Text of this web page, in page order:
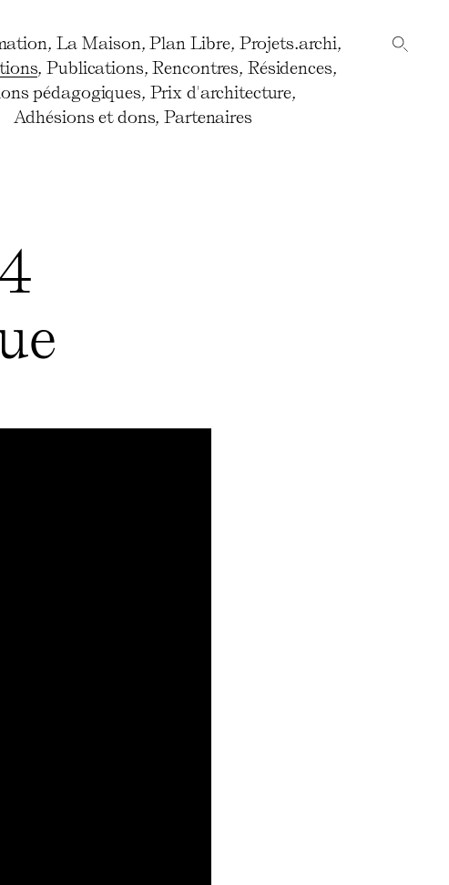
, La Maison, Plan Libre, Projets.archi,
, Publications, Rencontres, Résidences,
pédagogiques, Prix d'architecture,
Adhésions et dons, Partenaires